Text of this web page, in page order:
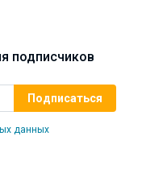
подписчиков
данных